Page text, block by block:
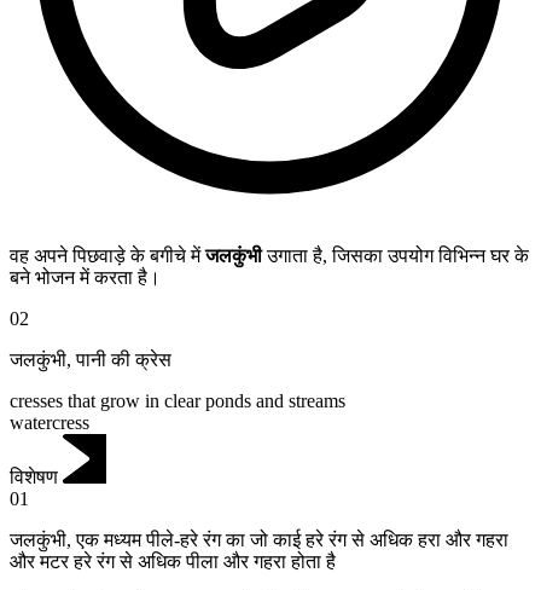
वह अपने पिछवाड़े के बगीचे मेंजलकुंभीउगाता है, जिसका उपयोग विभिन्न घर के
बने भोजन में करता है।
02
जलकुंभी,पानी की क्रेस
cresses that grow in clear ponds and streams
watercress
विशेषण
01
जलकुंभी,एक मध्यम पीले-हरे रंग का जो काई हरे रंग से अधिक हरा और गहरा
और मटर हरे रंग से अधिक पीला और गहरा होता है